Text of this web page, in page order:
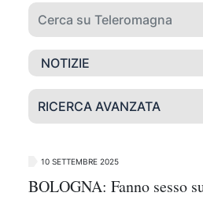
RICERCA AVANZATA
10 SETTEMBRE 2025
BOLOGNA: Fanno sesso